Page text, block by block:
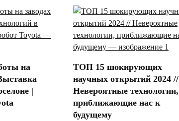
на
|
ТОП 15 шокирующих
научных открытий 2024 //
Невероятные технологии,
приближающие нас к
будущему